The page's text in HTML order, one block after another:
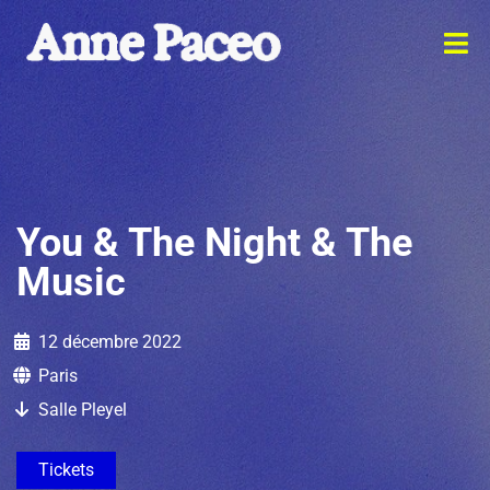
You & The Night & The
Music
12 décembre 2022
Paris
Salle Pleyel
Tickets